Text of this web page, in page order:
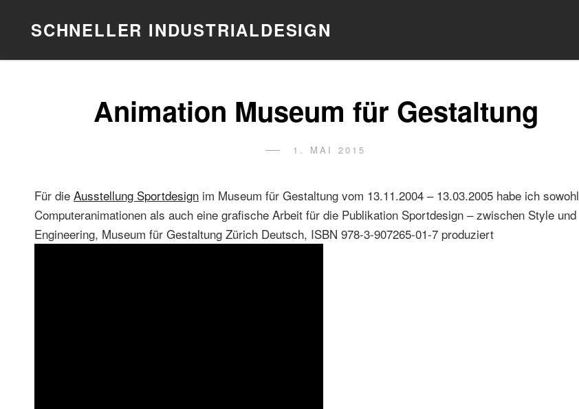
SCHNELLER INDUSTRIALDESIGN
Animation Museum für Gestaltung
POSTED
1. MAI 2015
Für die Ausstellung Sportdesign im Museum für Gestaltung vom 13.11.2004 – 13.03.2005 habe ich sowohl
Computeranimationen als auch eine grafische Arbeit für die Publikation Sportdesign – zwischen Style und
Engineering, Museum für Gestaltung Zürich Deutsch, ISBN 978-3-907265-01-7 produziert